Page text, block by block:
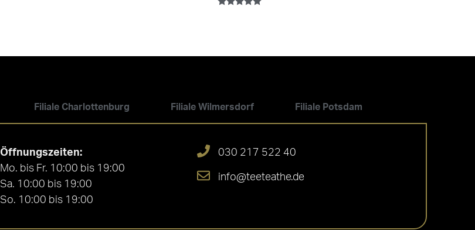
Filiale Charlottenburg Filiale Wilmersdorf Filiale Potsdam
Öffnungszeiten:
Mo. bis Fr. 10:00 bis 19:00
Sa. 10:00 bis 19:00
So. 10:00 bis 19:00
030 217 522 40
info@teeteathe.de